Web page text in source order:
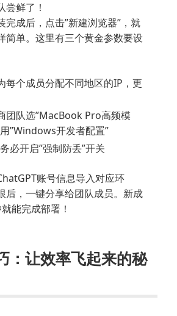
尝鲜了！
完成后，点击”新建浏览器”，就
简单。这里有三个黄金参数要设
每个成员分配不同地区的IP，更
团队选”MacBook Pro高频模
”Windows开发者配置”
务必开启”强制防丢”开关
账号信息导入对应环
后，一键分享给团队成员。新成
能完成部署！
：让效率飞起来的秘